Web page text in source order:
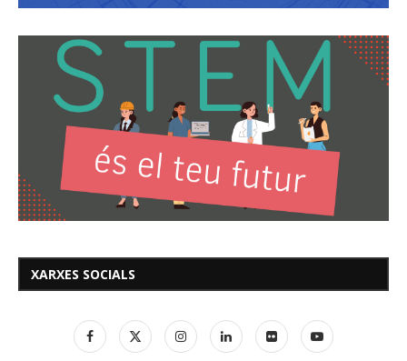
XARXES SOCIALS